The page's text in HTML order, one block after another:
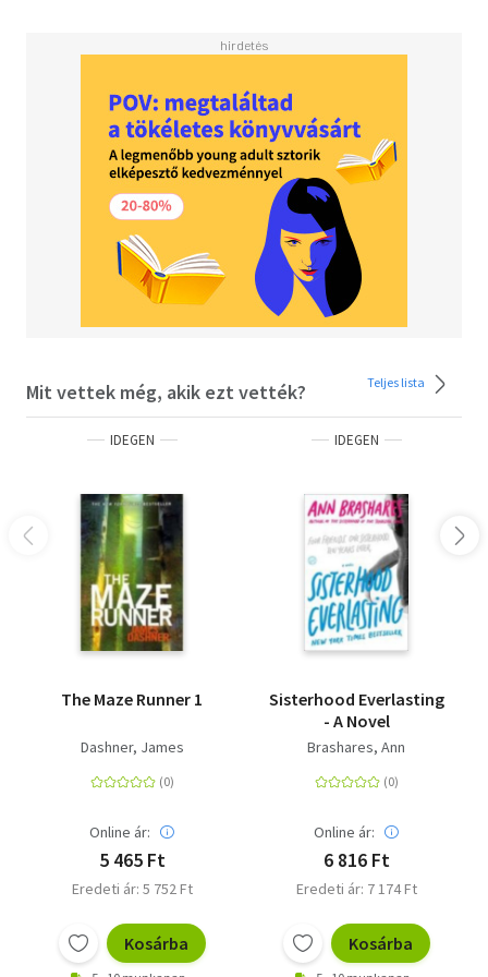
However, power is not so easy to wield once seized, and a
Huaxia’s former elites strike back and the common
people’s fervor for justice turns bloody and paranoid, can
Zetian remain a fair and just ruler? Or will she be forced to
rely on fear and violence and succumb to her darker
instincts in her quest for vengeance and liberation?
Mit vettek még, akik ezt vették? Teljes lista
IDEGEN
The Maze Runner 1
Dashner, James
Online ár:
5 465 Ft
Eredeti ár: 5 752 Ft
Kosárba
IDEGEN
Sisterhood Everlasting
- A Novel
Brashares, Ann
Online ár:
6 816 Ft
Eredeti ár: 7 174 Ft
Kosárba